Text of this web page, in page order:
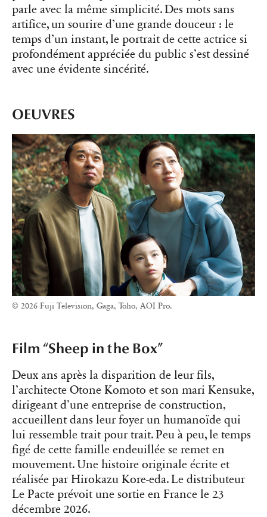
parle avec la même simplicité. Des mots sans
artifice, un sourire d’une grande douceur : le
temps d’un instant, le portrait de cette actrice si
profondément appréciée du public s’est dessiné
avec une évidente sincérité.
OEUVRES
© 2026 Fuji Television, Gaga, Toho, AOI Pro.
Film “Sheep in the Box”
Deux ans après la disparition de leur fils,
l’architecte Otone Komoto et son mari Kensuke,
dirigeant d’une entreprise de construction,
accueillent dans leur foyer un humanoïde qui
lui ressemble trait pour trait. Peu à peu, le temps
figé de cette famille endeuillée se remet en
mouvement. Une histoire originale écrite et
réalisée par Hirokazu Kore-eda. Le distributeur
Le Pacte prévoit une sortie en France le 23
décembre 2026.